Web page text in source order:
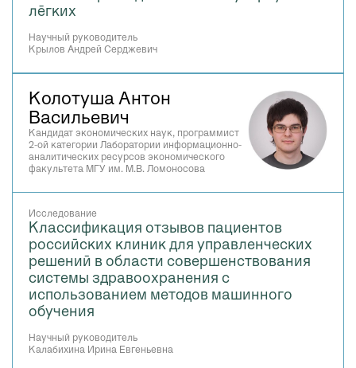
лёгких
Научный руководитель
Крылов Андрей Серджевич
Колотуша Антон
Васильевич
Кандидат экономических наук, программист
2-ой категории Лаборатории информационно-
аналитических ресурсов экономического
факультета МГУ им. М.В. Ломоносова
Исследование
Классификация отзывов пациентов
российских клиник для управленческих
решений в области совершенствования
системы здравоохранения с
использованием методов машинного
обучения
Научный руководитель
Калабихина Ирина Евгеньевна